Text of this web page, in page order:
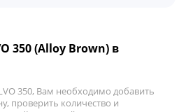
350 (Alloy Brown) в
350, Вам необходимо добавить
проверить количество и